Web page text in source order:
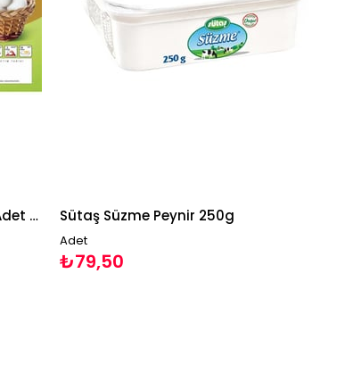
Gündoğdu Çiflik Yumurtası 30 Adet M Boy Beyaz Yumurta Sütaş Süzme Peynir 250g
Adet
₺79,50